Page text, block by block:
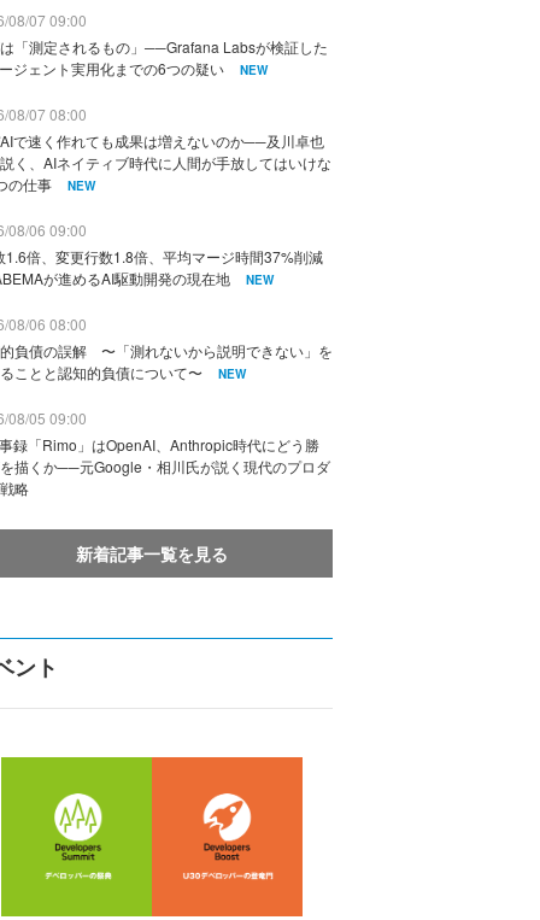
08/07 09:00
「測定されるもの」──Grafana Labsが検証した
ジェント実用化までの6つの疑い
NEW
08/07 08:00
で速く作れても成果は増えないのか──及川卓也
く、AIネイティブ時代に人間が手放してはいけな
の仕事
NEW
08/06 09:00
1.6倍、変更行数1.8倍、平均マージ時間37%削減
が進めるAI駆動開発の現在地
NEW
08/06 08:00
負債の誤解 〜「測れないから説明できない」を
ことと認知的負債について〜
NEW
08/05 09:00
録「Rimo」はOpenAI、Anthropic時代にどう勝
描くか──元Google・相川氏が説く現代のプロダ
略
新着記事一覧を見る
ント